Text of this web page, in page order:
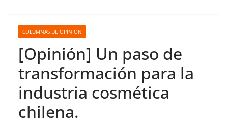
COLUMNAS DE OPINIÓN
[Opinión] Un paso de
transformación para la
industria cosmética
chilena.